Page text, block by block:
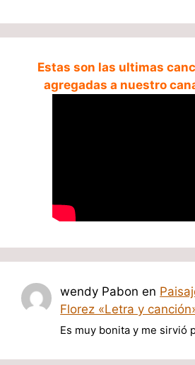
Estas son las ultimas
agregadas a nuestro
wendy Pabon en
Florez «Letra y
Es muy bonita y me sirvió